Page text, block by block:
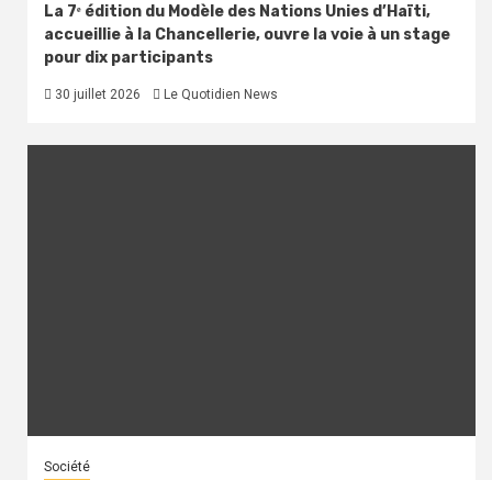
La 7ᵉ édition du Modèle des Nations Unies d’Haïti,
accueillie à la Chancellerie, ouvre la voie à un stage
pour dix participants
30 juillet 2026 Le Quotidien News
Société